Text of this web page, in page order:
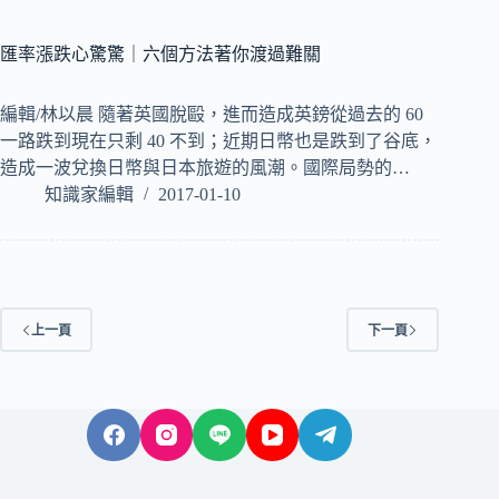
匯率漲跌心驚驚｜六個方法著你渡過難關
編輯/林以晨 隨著英國脫毆，進而造成英鎊從過去的 60
一路跌到現在只剩 40 不到；近期日幣也是跌到了谷底，
造成一波兌換日幣與日本旅遊的風潮。國際局勢的…
知識家編輯
2017-01-10
上一頁 下一頁